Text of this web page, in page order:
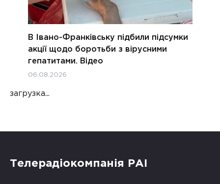
В Івано-Франківську підбили підсумки
акції щодо боротьби з вірусними
гепатитами. Відео
06.08.2026
загрузка...
Телерадіокомпанія РАІ